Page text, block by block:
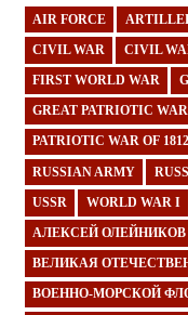
AIR FORCE
CIVIL WAR CIVIL
FIRST WORLD WAR
GREAT PATRIOTIC
PATRIOTIC WAR OF 1812
RUSSIAN ARMY
USSR WORLD WAR I
АЛЕКСЕЙ ОЛЕЙНИКОВ
ВЕЛИКАЯ
ВОЕННО-МОРСКОЙ